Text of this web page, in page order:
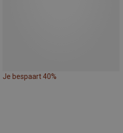
Je bespaart 40%